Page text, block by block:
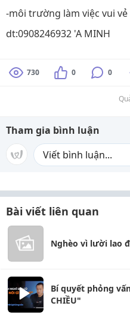
-môi trường làm việc vui
dt:0908246932 'A MINH
730 0 0
Tham gia bình luận
Bài viết liên quan
Nghèo vì lười lao
Bí quyết phỏng
CHIỀU"